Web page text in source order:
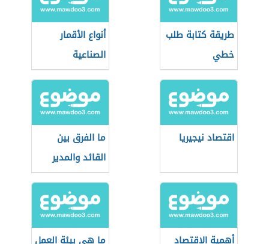
طريقة كتابة طلب
خطي
أنواع الأقمار
الصناعية
اقتصاد نيجيريا
ما الفرق بين
القائد والمدير
أهمية الإقتصاد ما هي بيئة العمل